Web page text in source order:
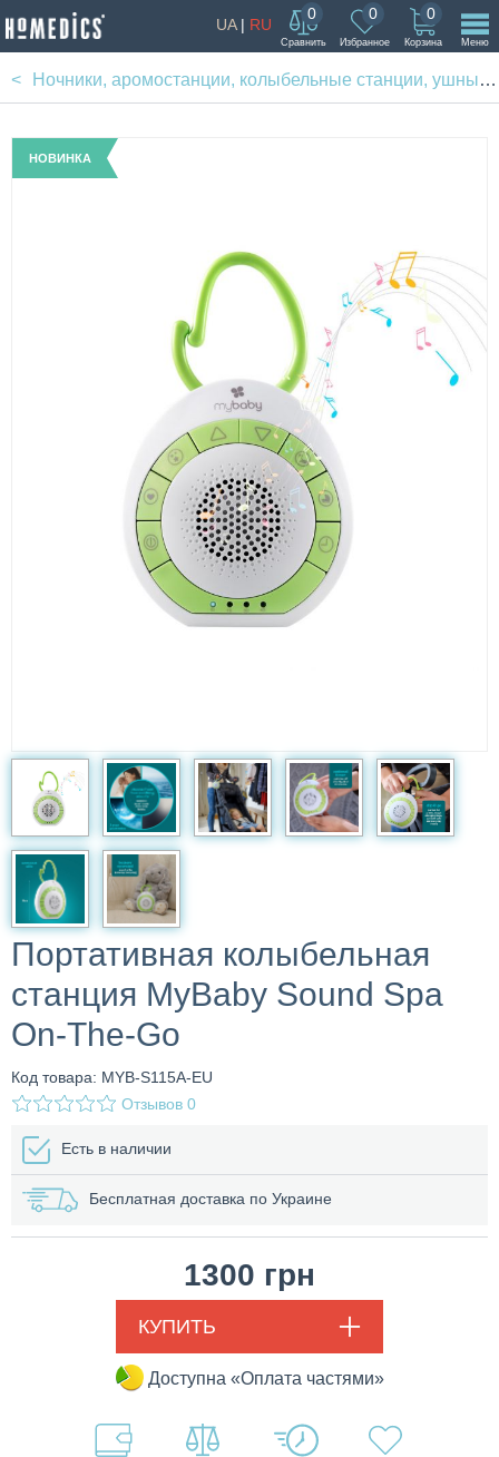
UA| RU
0
Сравнить
0
Избранное
0
Корзина Меню
Ночники, аромостанции, колыбельные станции, ушные термометры
НОВИНКА
Портативная колыбельная
станция MyBaby Sound Spa
On-The-Go
Код товара: MYB-S115A-EU
Отзывов 0
Есть в наличии
Бесплатная доставка по Украине
1300 грн
КУПИТЬ
Доступна «Оплата частями»